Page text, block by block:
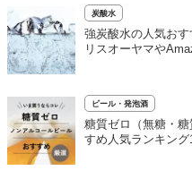
炭酸水
強炭酸水の人気お
リスオーヤマや
ビール・発泡酒
糖質ゼロ（無糖・
すめ人気ランキング